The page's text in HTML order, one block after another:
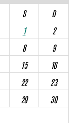
S
D
1
2
8
9
15
16
22
23
29
30